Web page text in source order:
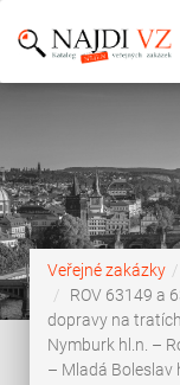
Veřejné zakázky
ROV 63149 a
dopravy na
Nymburk hl.n. –
– Mladá Boleslav